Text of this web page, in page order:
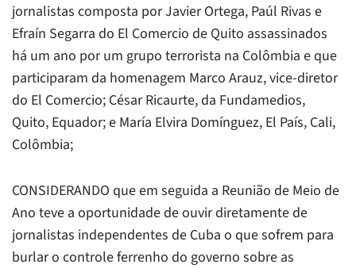
jornalistas composta por Javier Ortega, Paúl Rivas e
Efraín Segarra do El Comercio de Quito assassinados
há um ano por um grupo terrorista na Colômbia e que
participaram da homenagem Marco Arauz, vice-diretor
do El Comercio; César Ricaurte, da Fundamedios,
Quito, Equador; e María Elvira Domínguez, El País, Cali,
Colômbia;
CONSIDERANDO que em seguida a Reunião de Meio de
Ano teve a oportunidade de ouvir diretamente de
jornalistas independentes de Cuba o que sofrem para
burlar o controle ferrenho do governo sobre as